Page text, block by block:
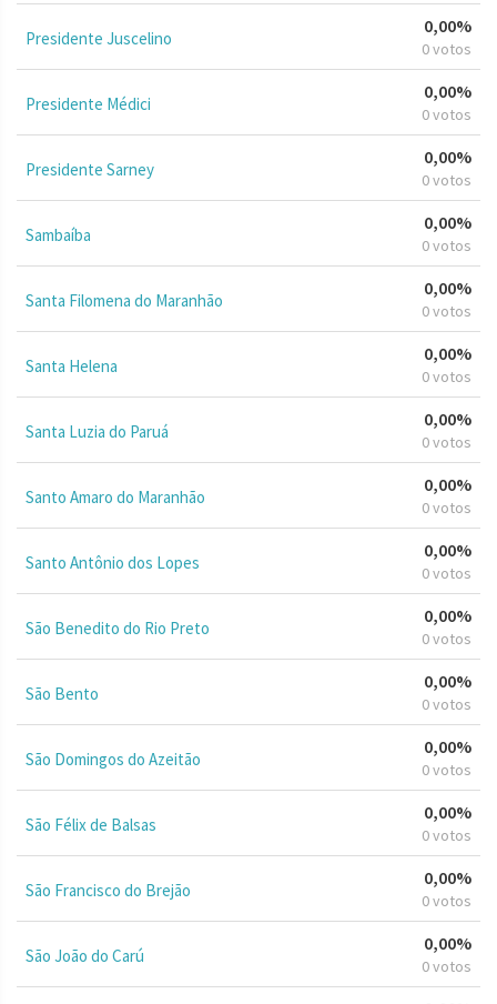
Presidente Juscelino
0,00%
0 votos
Presidente Médici
0,00%
0 votos
Presidente Sarney
0,00%
0 votos
Sambaíba
0,00%
0 votos
Santa Filomena do Maranhão
0,00%
0 votos
Santa Helena
0,00%
0 votos
Santa Luzia do Paruá
0,00%
0 votos
Santo Amaro do Maranhão
0,00%
0 votos
Santo Antônio dos Lopes
0,00%
0 votos
São Benedito do Rio Preto
0,00%
0 votos
São Bento
0,00%
0 votos
São Domingos do Azeitão
0,00%
0 votos
São Félix de Balsas
0,00%
0 votos
São Francisco do Brejão
0,00%
0 votos
São João do Carú
0,00%
0 votos